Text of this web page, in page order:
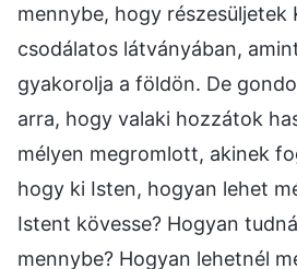
mennybe, hogy részesüljetek
csodálatos látványában,
gyakorolja a földön. De
arra, hogy valaki hozzátok
mélyen megromlott, akinek
hogy ki Isten, hogyan lehet
Istent kövesse? Hogyan
mennybe? Hogyan lehetnél